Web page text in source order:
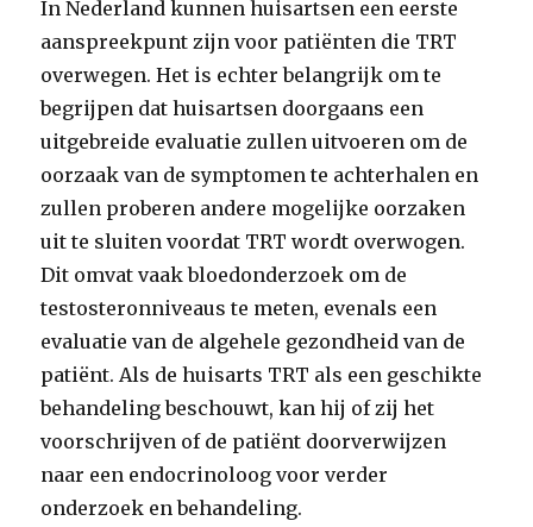
In Nederland kunnen huisartsen een eerste
aanspreekpunt zijn voor patiënten die TRT
overwegen. Het is echter belangrijk om te
begrijpen dat huisartsen doorgaans een
uitgebreide evaluatie zullen uitvoeren om de
oorzaak van de symptomen te achterhalen en
zullen proberen andere mogelijke oorzaken
uit te sluiten voordat TRT wordt overwogen.
Dit omvat vaak bloedonderzoek om de
testosteronniveaus te meten, evenals een
evaluatie van de algehele gezondheid van de
patiënt. Als de huisarts TRT als een geschikte
behandeling beschouwt, kan hij of zij het
voorschrijven of de patiënt doorverwijzen
naar een endocrinoloog voor verder
onderzoek en behandeling.